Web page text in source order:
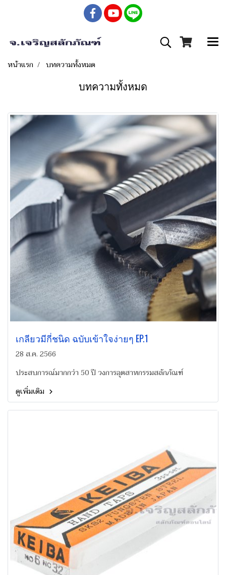
หน้าแรก บทความทั้งหมด
บทความทั้งหมด
เกลียวมีกี่ชนิด ฉบับเข้าใจง่ายๆ EP.1
28 ส.ค. 2566
ประสบการณ์มากกว่า 50 ปี วงการอุตสาหกรรมสลักภัณฑ์
ดูเพิ่มเติม